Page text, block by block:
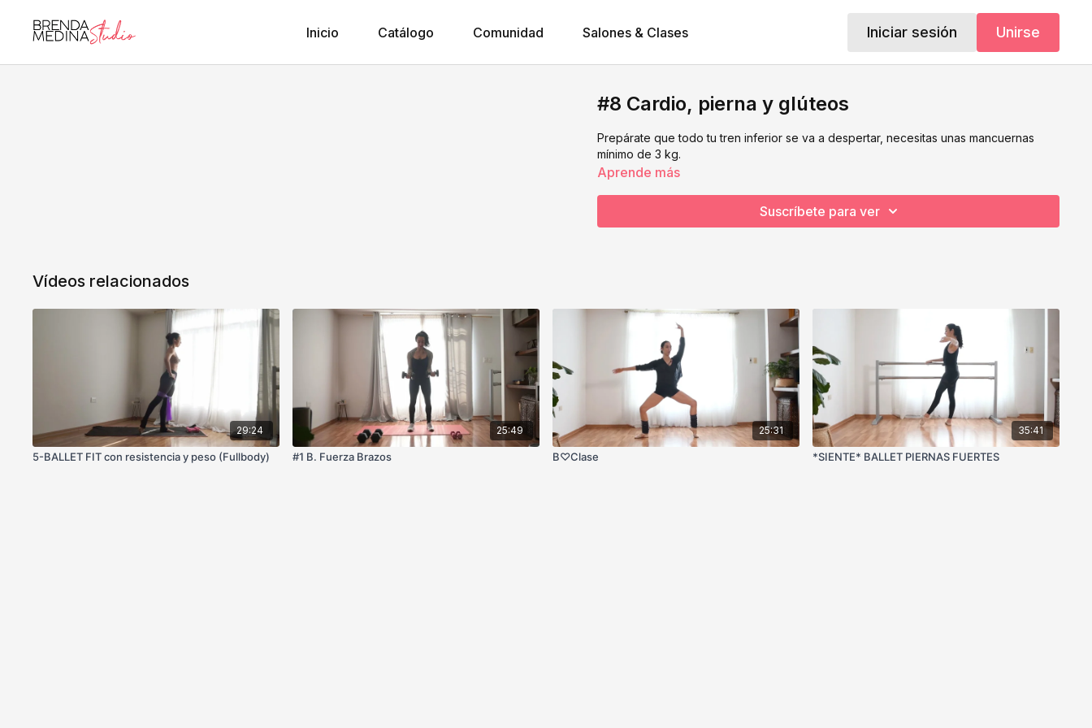
Inicio Catálogo Comunidad Salones & Clases Iniciar sesión Unirse
#8 Cardio, pierna y glúteos
Prepárate que todo tu tren inferior se va a despertar, necesitas unas mancuernas
mínimo de 3 kg.
Aprende más
Suscríbete para ver
Vídeos relacionados
29:24
5-BALLET FIT con resistencia y peso (Fullbody)
25:49
#1 B. Fuerza Brazos
25:31
B♡Clase
35:41
*SIENTE* BALLET PIERNAS FUERTES